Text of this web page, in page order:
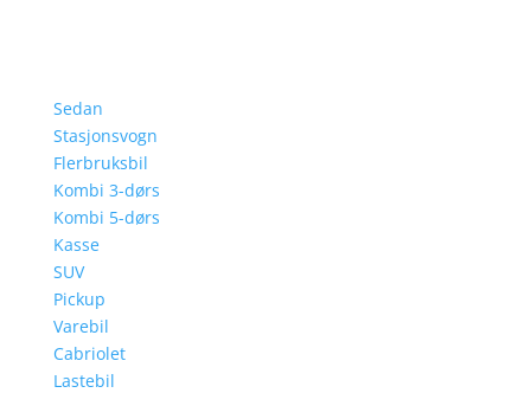
Sedan
Stasjonsvogn
Flerbruksbil
Kombi 3-dørs
Kombi 5-dørs
Kasse
SUV
Pickup
Varebil
Cabriolet
Lastebil